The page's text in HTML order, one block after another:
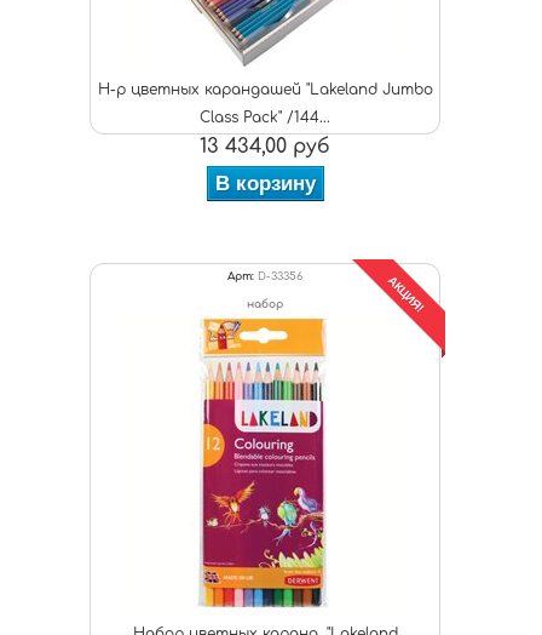
Н-р цветных карандашей "Lakeland Jumbo
Class Pack" /144...
13 434,00 руб
В корзину
Арт: D-33356
набор АКЦИЯ!